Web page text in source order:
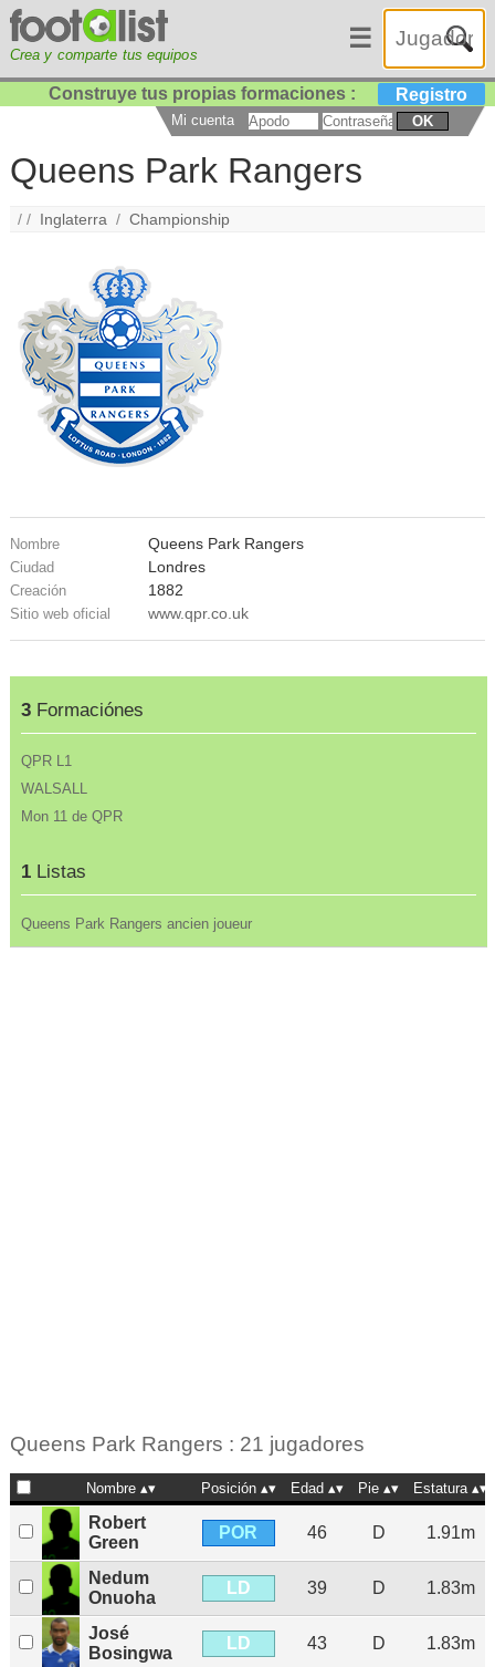
Crea y comparte tus equipos
☰
Construye tus propias formaciones : Registro
Mi cuenta OK
Queens Park Rangers
/ / Inglaterra /Championship
Nombre Queens Park Rangers
Ciudad Londres
Creación 1882
Sitio web oficial www.qpr.co.uk
3Formaciónes
QPR L1
WALSALL
Mon 11 de QPR
1Listas
Queens Park Rangers ancien joueur
Queens Park Rangers : 21 jugadores
Nombre Posición Edad Pie Estatura
Robert
Green
POR 46 D 1.91m
Nedum
Onuoha
LD 39 D 1.83m
José
Bosingwa
LD 43 D 1.83m